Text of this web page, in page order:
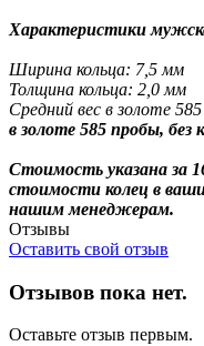
Характеристики
Ширина кольца: 7,5 мм
Толщина кольца: 2,0 мм
Средний вес в золоте
в золоте 585 пробы, без
Стоимость указана за
стоимости колец в
нашим менеджерам.
Отзывы
Оставить свой отзыв
Отзывов пока нет.
Оставьте отзыв первым.